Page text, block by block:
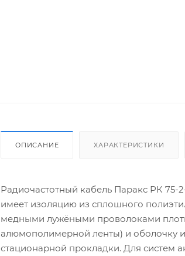
ОПИСАНИЕ ХАРАКТЕРИСТИКИ
Радиочастотный кабель Паракс РК
имеет изоляцию из сплошного
медными лужёными проволоками
алюмополимерной ленты) и оболочку
стационарной прокладки. Для систем